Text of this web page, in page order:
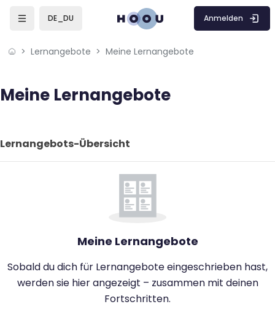
Skip to sidebar navigation menu
Skip to mobile navigation menu
DE_DU Anmelden
Lernangebote Meine Lernangebote
Blöcke
Meine Lernangebote
Hauptinhaltsblöcke
Lernangebots-Übersicht überspringen
Lernangebots-Übersicht
Meine Lernangebote
Sobald du dich für Lernangebote eingeschrieben hast,
werden sie hier angezeigt – zusammen mit deinen
Fortschritten.